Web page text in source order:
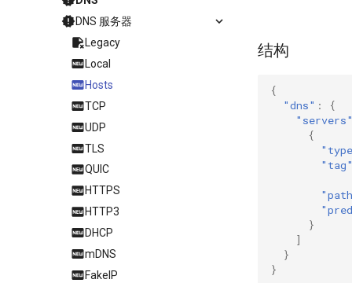
DNS 服务器
Legacy
Local
Hosts
TCP
UDP
TLS
QUIC
HTTPS
HTTP3
DHCP
mDNS
FakeIP
结构
{
"dns" :
{
{
}
]
}
}